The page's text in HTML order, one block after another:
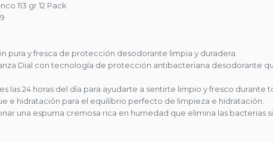
113 gr 12 Pack
pura y fresca de protección desodorante limpia y duradera.
Dial con tecnología de protección antibacteriana desodorante
las 24 horas del día para ayudarte a sentirte limpio y fresco durante
e hidratación para el equilibrio perfecto de limpieza e hidratación.
una espuma cremosa rica en humedad que elimina las bacterias